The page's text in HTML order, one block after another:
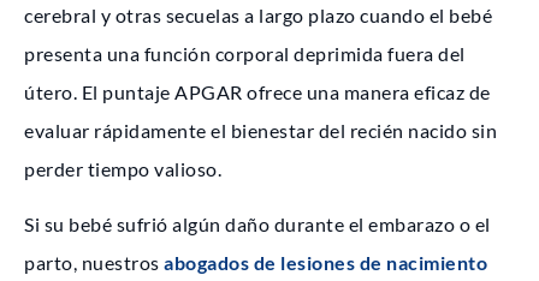
cerebral y otras secuelas a largo plazo cuando el bebé
presenta una función corporal deprimida fuera del
útero. El puntaje APGAR ofrece una manera eficaz de
evaluar rápidamente el bienestar del recién nacido sin
perder tiempo valioso.
Si su bebé sufrió algún daño durante el embarazo o el
parto, nuestros abogados de lesiones de nacimiento